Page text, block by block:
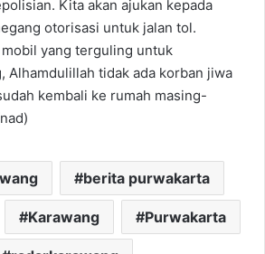
Kita akan ajukan kepada
otorisasi untuk jalan tol.
mobil yang terguling untuk
Alhamdulillah tidak ada korban jiwa
kembali ke rumah masing-
berita purwakarta
Karawang Purwakarta